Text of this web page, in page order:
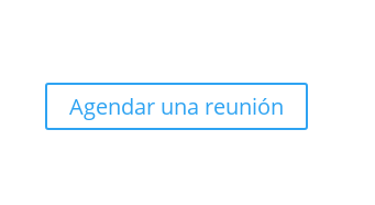
Agendar una reunión